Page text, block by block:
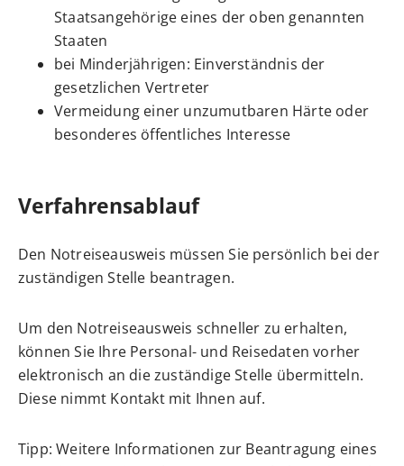
Staatsangehörige eines der oben genannten
Staaten
bei Minderjährigen: Einverständnis der
gesetzlichen Vertreter
Vermeidung einer unzumutbaren Härte oder
besonderes öffentliches Interesse
Verfahrensablauf
Den Notreiseausweis müssen Sie persönlich bei der
zuständigen Stelle beantragen.
Um den Notreiseausweis schneller zu erhalten,
können Sie Ihre Personal- und Reisedaten vorher
elektronisch an die zuständige Stelle übermitteln.
Diese nimmt Kontakt mit Ihnen auf.
Tipp: Weitere Informationen zur Beantragung eines